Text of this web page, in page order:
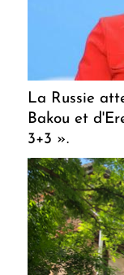
La Russie
Bakou et
3+3 ».